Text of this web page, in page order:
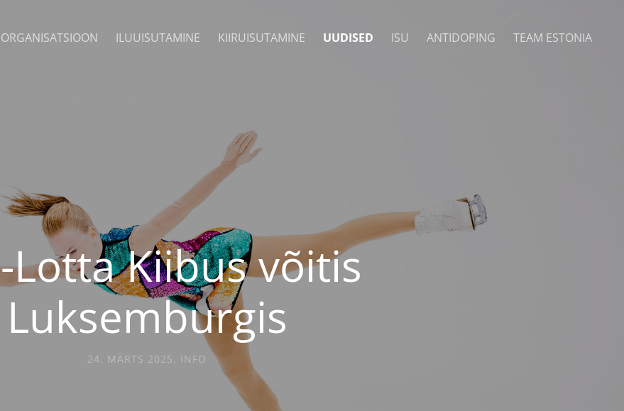
ORGANISATSIOON ILUUISUTAMINE KIIRUISUTAMINE UUDISED ISU ANTIDOPING TEAM ESTONIA
Lotta Kiibus võitis
Luksemburgis
24. MÄRTS 2025, INFO